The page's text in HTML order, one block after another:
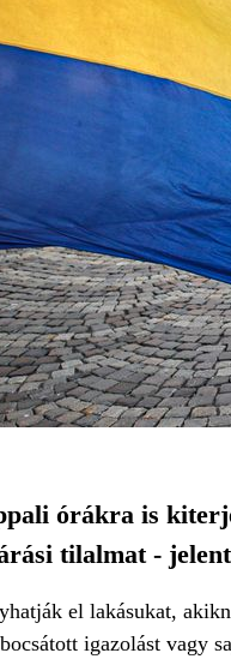
órákra is
tilalmat -
el lakásukat,
igazolást vagy